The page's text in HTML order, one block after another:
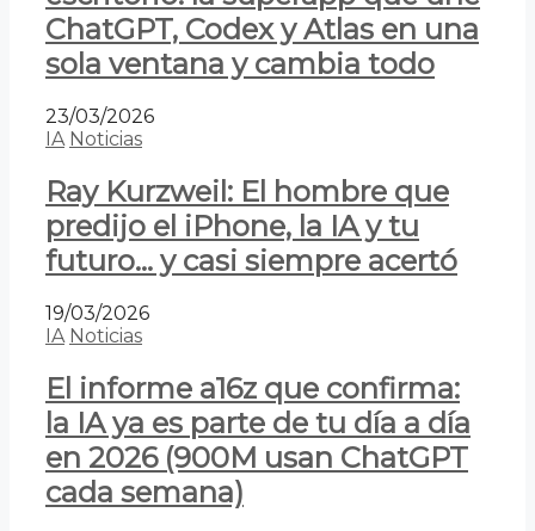
ChatGPT, Codex y Atlas en una
sola ventana y cambia todo
23/03/2026
IA Noticias
Ray Kurzweil: El hombre que
predijo el iPhone, la IA y tu
futuro… y casi siempre acertó
19/03/2026
IA Noticias
El informe a16z que confirma:
la IA ya es parte de tu día a día
en 2026 (900M usan ChatGPT
cada semana)